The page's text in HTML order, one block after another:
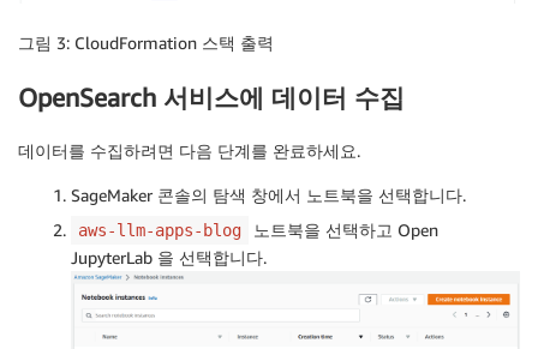
그림 3: CloudFormation 스택 출력
OpenSearch 서비스에 데이터 수집
데이터를 수집하려면 다음 단계를 완료하세요.
SageMaker 콘솔의 탐색 창에서 노트북을 선택합니다.
aws-llm-apps-blog
노트북을 선택하고 Open
JupyterLab 을 선택합니다.